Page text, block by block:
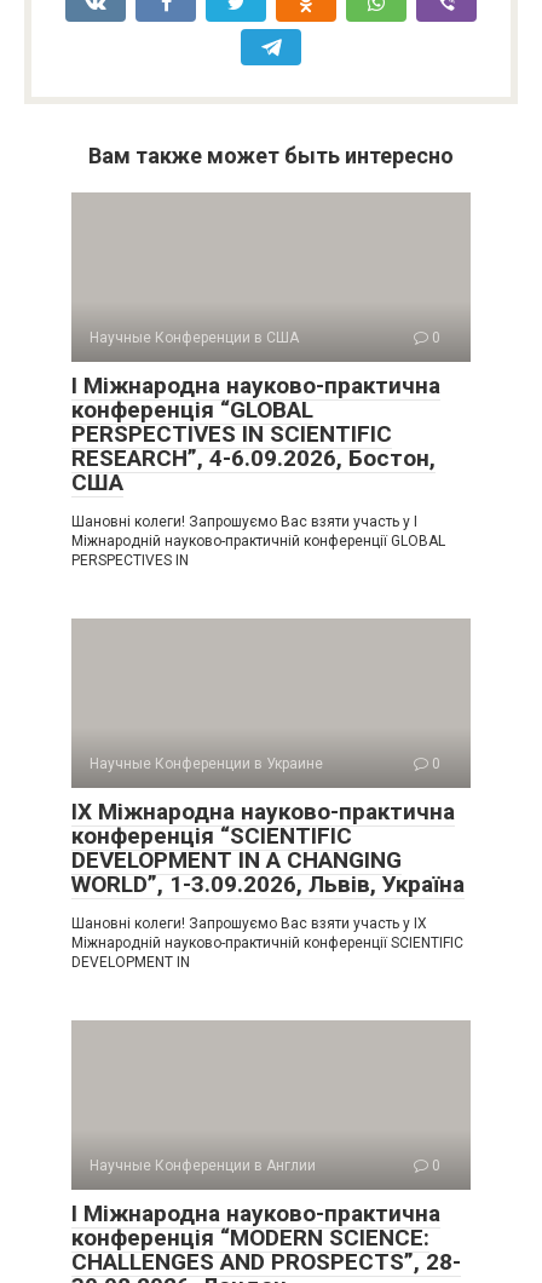
Вам также может быть интересно
Научные Конференции в США 0
I Міжнародна науково-практична
конференція “GLOBAL
PERSPECTIVES IN SCIENTIFIC
RESEARCH”, 4-6.09.2026, Бостон,
США
Шановні колеги! Запрошуємо Вас взяти участь у I
Міжнародній науково-практичній конференції GLOBAL
PERSPECTIVES IN
Научные Конференции в Украине 0
IX Міжнародна науково-практична
конференція “SCIENTIFIC
DEVELOPMENT IN A CHANGING
WORLD”, 1-3.09.2026, Львів, Україна
Шановні колеги! Запрошуємо Вас взяти участь у IX
Міжнародній науково-практичній конференції SCIENTIFIC
DEVELOPMENT IN
Научные Конференции в Англии 0
I Міжнародна науково-практична
конференція “MODERN SCIENCE:
CHALLENGES AND PROSPECTS”, 28-